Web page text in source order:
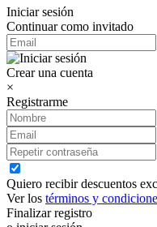
Iniciar sesión
Continuar como invitado
Crear una cuenta
×
Registrarme
Quiero recibir descuentos
Ver los términos y
Finalizar registro